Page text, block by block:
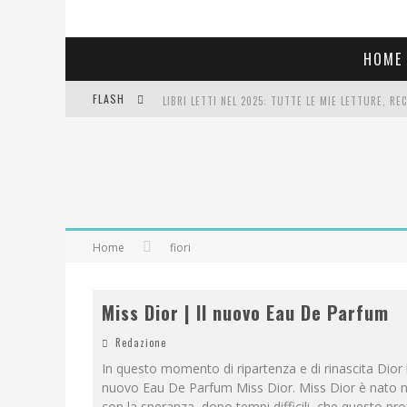
HOME
FLASH LIBRI LETTI NEL 2025: TUTTE LE MIE LETTURE,
Home fiori
Miss Dior | Il nuovo Eau De Parfum
Redazione
In questo momento di ripartenza e di rinascita Dior
nuovo Eau De Parfum Miss Dior. Miss Dior è nato